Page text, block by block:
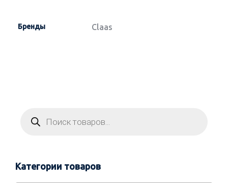
Бренды Claas
Категории товаров